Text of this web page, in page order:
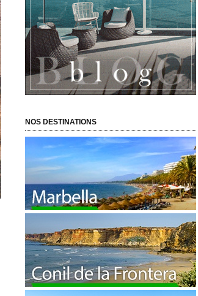
NOS DESTINATIONS